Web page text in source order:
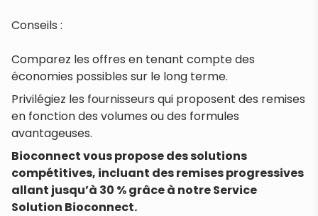
Conseils :
Comparez les offres en tenant compte des
économies possibles sur le long terme.
Privilégiez les fournisseurs qui proposent des remises
en fonction des volumes ou des formules
avantageuses.
Bioconnect vous propose des solutions
compétitives, incluant des remises progressives
allant jusqu’à 30 % grâce à notre Service
Solution Bioconnect.